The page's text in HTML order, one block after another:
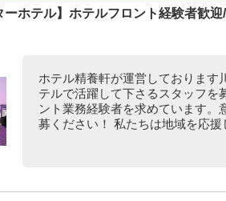
ホテル】ホテルフロント経験者歓
ホテル精養軒が運営しております
テルで活躍して下さるスタッフを
ント業務経験者を求めています。
募ください！ 私たちは地域を応援